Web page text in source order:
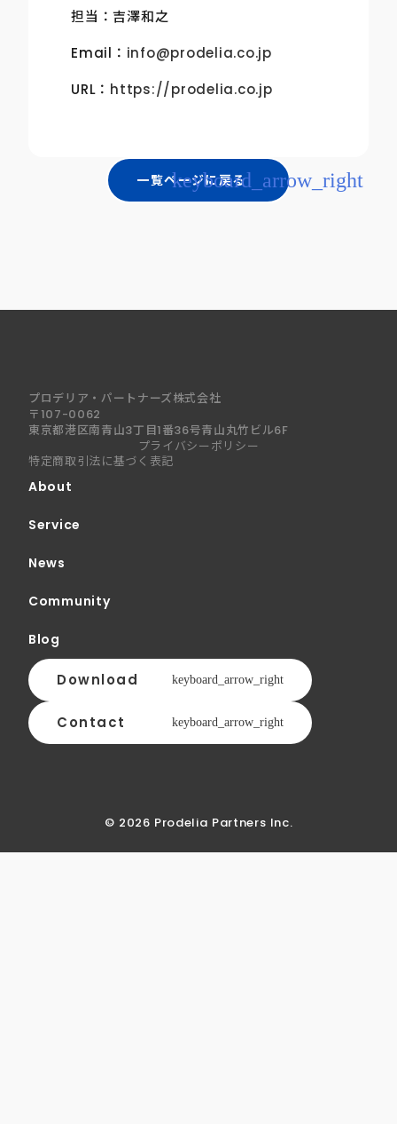
担当：吉澤和之
Email： info@prodelia.co.jp
URL： https://prodelia.co.jp
一覧ページに戻る
keyboard_arrow_right
プロデリア・パートナーズ株式会社
〒107-0062
東京都港区南青山3丁目1番36号青山丸竹ビル6F
プライバシーポリシー
特定商取引法に基づく表記
About
Service
News
Community
Blog
Download keyboard_arrow_right
Contact keyboard_arrow_right
©︎ 2026 Prodelia Partners Inc.